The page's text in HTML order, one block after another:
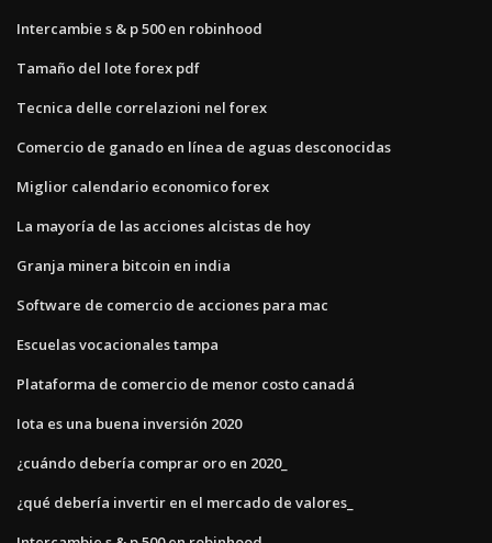
Intercambie s & p 500 en robinhood
Tamaño del lote forex pdf
Tecnica delle correlazioni nel forex
Comercio de ganado en línea de aguas desconocidas
Miglior calendario economico forex
La mayoría de las acciones alcistas de hoy
Granja minera bitcoin en india
Software de comercio de acciones para mac
Escuelas vocacionales tampa
Plataforma de comercio de menor costo canadá
Iota es una buena inversión 2020
¿cuándo debería comprar oro en 2020_
¿qué debería invertir en el mercado de valores_